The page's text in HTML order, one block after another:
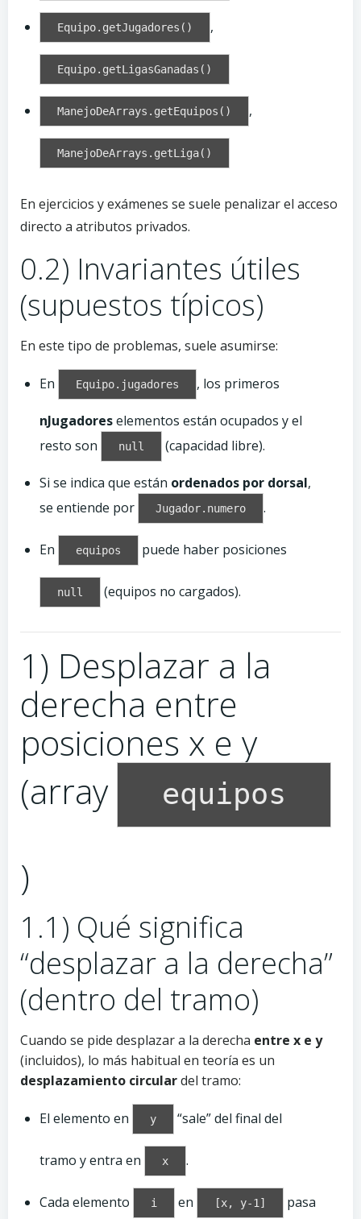
Equipo.getJugadores() ,
Equipo.getLigasGanadas()
ManejoDeArrays.getEquipos() ,
ManejoDeArrays.getLiga()
En ejercicios y exámenes se suele penalizar el acceso
directo a atributos privados.
0.2) Invariantes útiles
(supuestos típicos)
En este tipo de problemas, suele asumirse:
En Equipo.jugadores , los primeros
nJugadoreselementos están ocupados y el
resto son
null (capacidad libre).
Si se indica que están ordenados por dorsal,
se entiende por
Jugador.numero .
En equipos puede haber posiciones
null (equipos no cargados).
1) Desplazar a la
derecha entre
posiciones x e y
(array
equipos
)
1.1) Qué significa
“desplazar a la derecha”
(dentro del tramo)
Cuando se pide desplazar a la derecha entre x e y
(incluidos), lo más habitual en teoría es un
desplazamiento circulardel tramo:
El elemento en y “sale” del final del
tramo y entra en x .
Cada elemento i en [x, y-1] pasa